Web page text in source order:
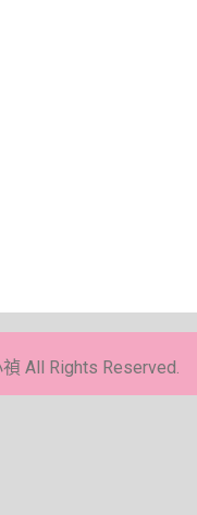
All Rights Reserved.